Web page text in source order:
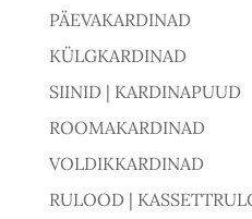
PÄEVAKARDINAD
KÜLGKARDINAD
SIINID | KARDINAPUUD
ROOMAKARDINAD
VOLDIKKARDINAD
RULOOD |